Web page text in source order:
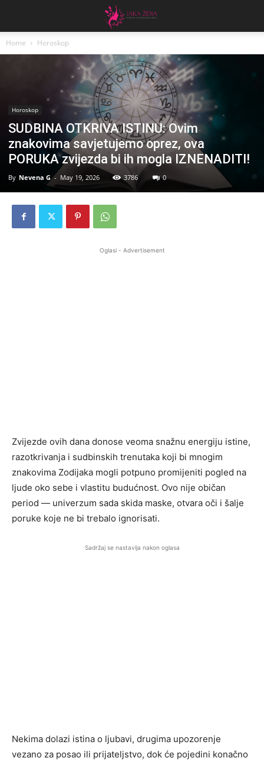
Home Horoskop
Horoskop
SUDBINA OTKRIVA ISTINU: Ovim
znakovima savjetujemo oprez, ova
PORUKA zvijezda bi ih mogla IZNENADITI!
By Nevena G - May 19, 2026 3786 0
Oglasi - Advertisement
Zvijezde ovih dana donose veoma snažnu energiju istine,
razotkrivanja i sudbinskih trenutaka koji bi mnogim
znakovima Zodijaka mogli potpuno promijeniti pogled na
ljude oko sebe i vlastitu budućnost. Ovo nije običan
period — univerzum sada skida maske, otvara oči i šalje
poruke koje ne bi trebalo ignorisati.
Sadržaj se nastavlja nakon oglasa
Nekima dolazi istina o ljubavi, drugima upozorenje
vezano za posao ili prijateljstvo, dok će pojedini konačno